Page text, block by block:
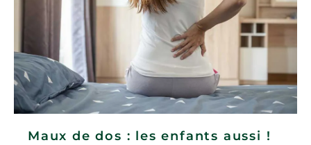
Maux de dos : les enfants aussi !